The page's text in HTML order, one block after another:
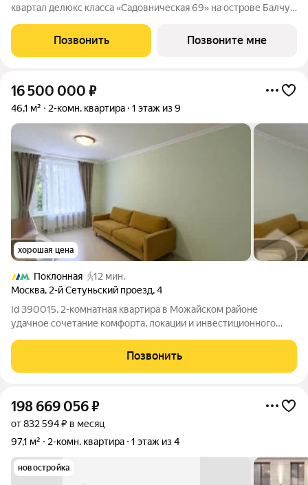
квартал делюкс класса «Садовническая 69» на острове Балчуг
Садовнической набережной, золотой остров Балчуг. Тишина и
уединённость сочетаются с
Позвонить Позвоните мне
16 500 000 ₽
46,1 м² 2-комн. квартира 1 этаж из 9
хорошая цена
Поклонная
12 мин.
Москва, 2-й Сетуньский проезд,4
Id 390015. 2-комнатная квартира в Можайском районе
удачное сочетание комфорта, локации и инвестиционного
сразу после покупки и при этом сохранить высокий потенциал
Позвонить
198 669 056₽
от 832 594 ₽ в месяц
97,1 м²
2-комн. квартира 1 этаж из 4
новостройка